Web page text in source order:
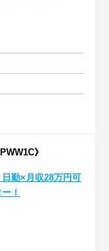
》
日勤×月収28万円可
！